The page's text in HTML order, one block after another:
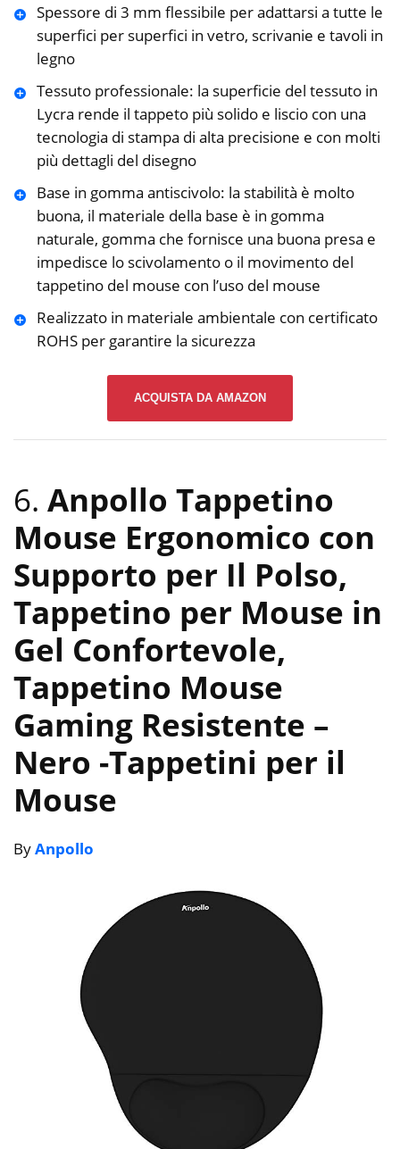
Spessore di 3 mm flessibile per adattarsi a tutte le
superfici per superfici in vetro, scrivanie e tavoli in
legno
Tessuto professionale: la superficie del tessuto in
Lycra rende il tappeto più solido e liscio con una
tecnologia di stampa di alta precisione e con molti
più dettagli del disegno
Base in gomma antiscivolo: la stabilità è molto
buona, il materiale della base è in gomma
naturale, gomma che fornisce una buona presa e
impedisce lo scivolamento o il movimento del
tappetino del mouse con l’uso del mouse
Realizzato in materiale ambientale con certificato
ROHS per garantire la sicurezza
ACQUISTA DA AMAZON
6. Anpollo Tappetino
Mouse Ergonomico con
Supporto per Il Polso,
Tappetino per Mouse in
Gel Confortevole,
Tappetino Mouse
Gaming Resistente –
Nero -Tappetini per il
Mouse
ByAnpollo